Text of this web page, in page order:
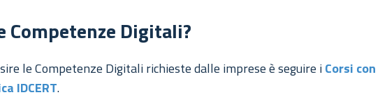
Competenze Digitali?
le Competenze Digitali richieste dalle imprese è seguire iCorsi con
IDCERT.